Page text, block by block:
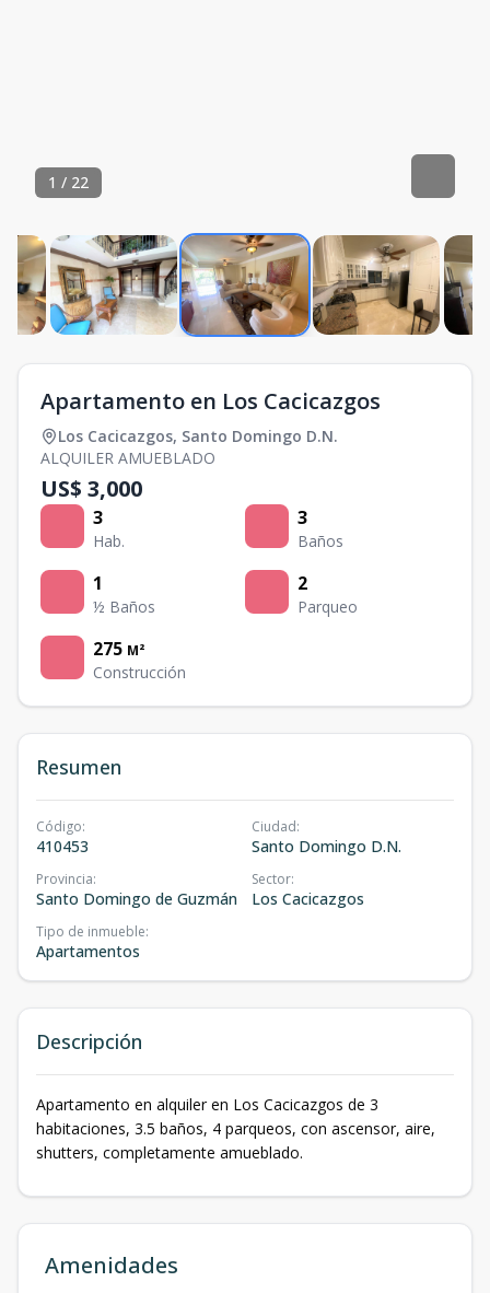
1 / 22
Apartamento en Los Cacicazgos
Los Cacicazgos, Santo Domingo D.N.
ALQUILER AMUEBLADO
US$ 3,000
3
Hab.
3
Baños
1
½ Baños
2
Parqueo
275 M²
Construcción
Resumen
Código:
410453
Ciudad:
Santo Domingo D.N.
Provincia:
Santo Domingo de Guzmán
Sector:
Los Cacicazgos
Tipo de inmueble:
Apartamentos
Descripción
Apartamento en alquiler en Los Cacicazgos de 3
habitaciones, 3.5 baños, 4 parqueos, con ascensor, aire,
shutters, completamente amueblado.
Amenidades